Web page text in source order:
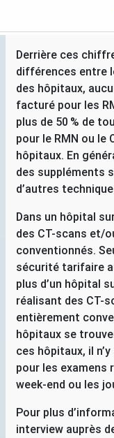
Derrière ces
différences entre
des hôpitaux,
facturé pour les
plus de 50 % de
pour le RMN ou le
hôpitaux. En
des suppléments
d’autres
Dans un hôpital
des CT-scans et/
conventionnés.
sécurité tarifaire
plus d’un hôpital
réalisant des CT-
entièrement
hôpitaux se
ces hôpitaux, il
pour les examens
week-end ou les
Pour plus
interview auprès